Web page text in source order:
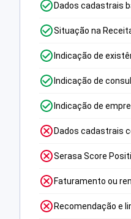
Dados cadastrais
Situação na
Indicação de
Indicação de
Indicação de
Dados cadastrais
Serasa Score
Faturamento ou
Recomendação e